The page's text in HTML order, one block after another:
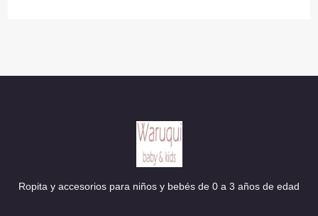
Ropita y accesorios para niños y bebés de 0 a 3 años de edad